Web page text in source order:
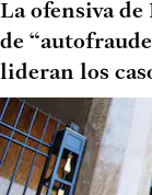
La ofensiva
de
lideran los